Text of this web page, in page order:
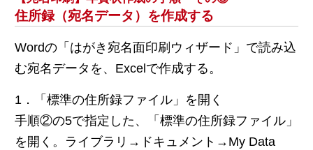
住所録（宛名データ）を作成する
Wordの「はがき宛名面印刷ウィザード」で読み込
む宛名データを、Excelで作成する。
1．「標準の住所録ファイル」を開く
手順②の5で指定した、「標準の住所録ファイル」
を開く。ライブラリ→ドキュメント→My Data